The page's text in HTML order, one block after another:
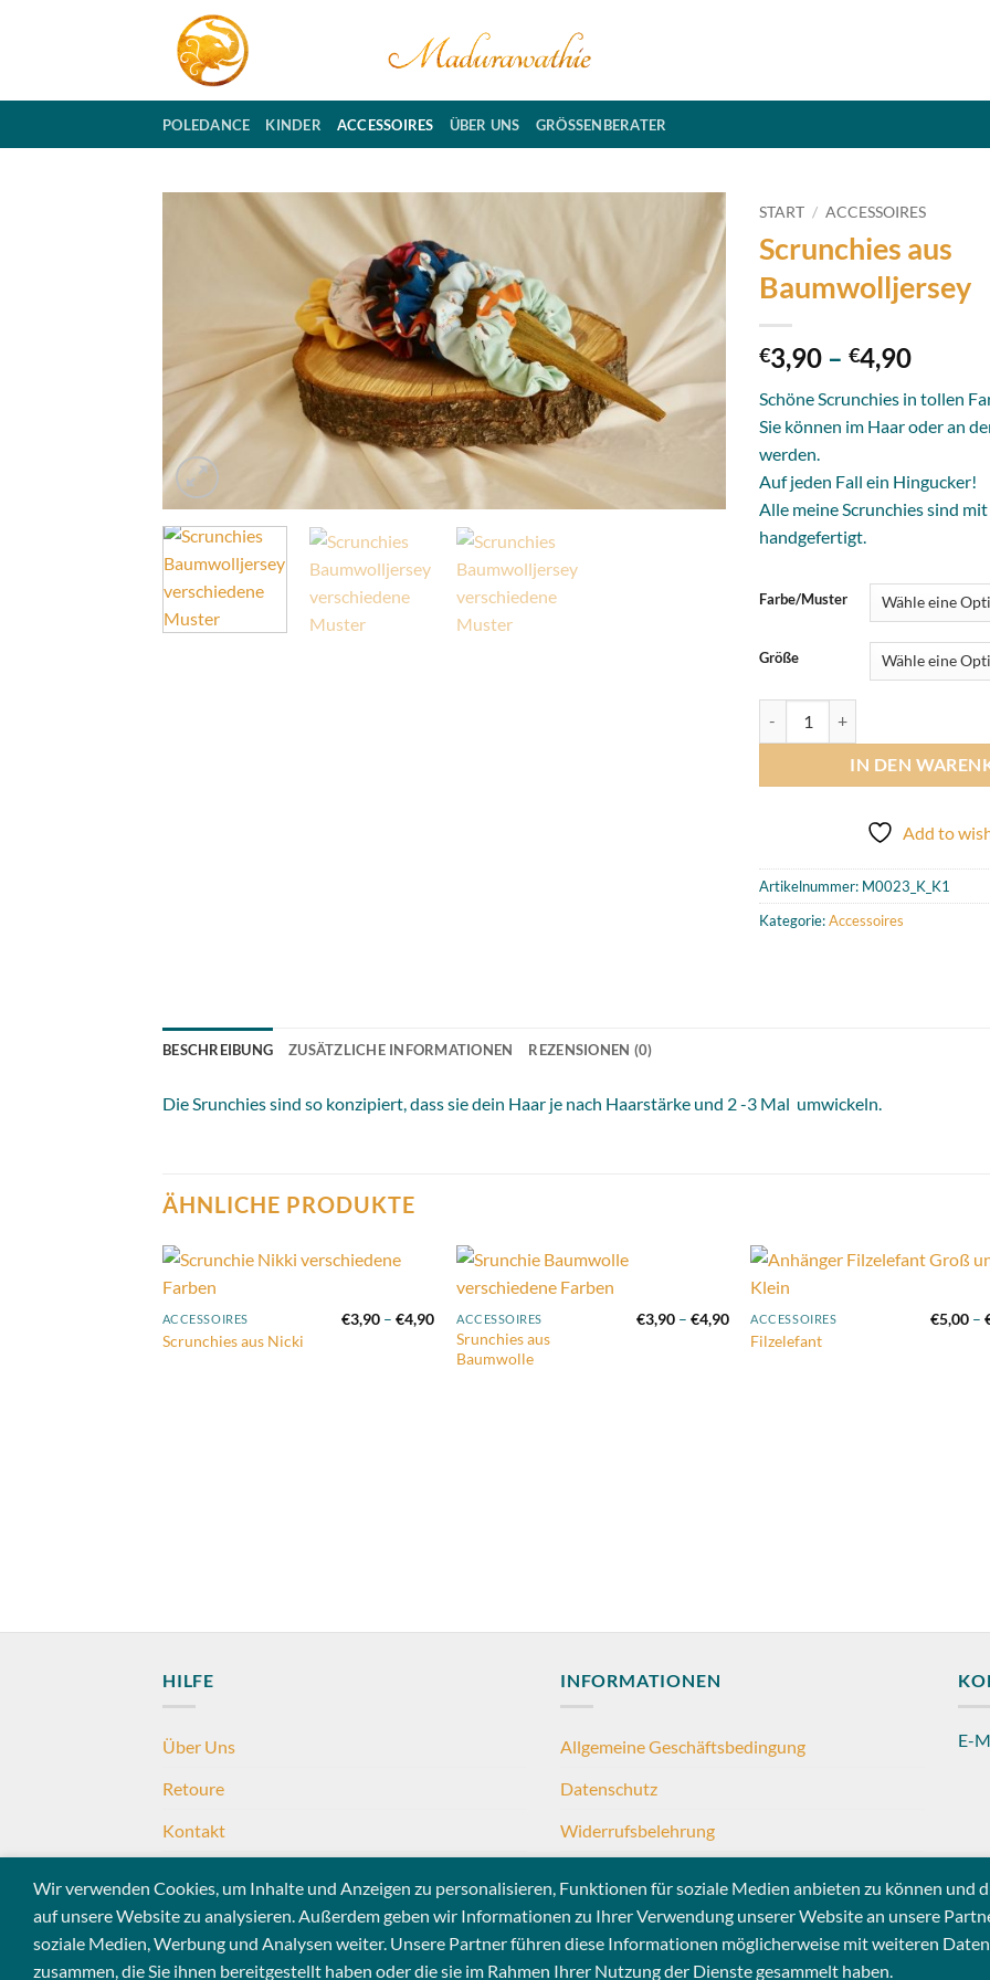
POLEDANCE KINDER ACCESSOIRES ÜBER UNS GRÖSSENBERATER
wishlist
START / ACCESSOIRES
Scrunchies aus
Baumwolljersey
€3,90 – €4,90
bis
€4,90
Schöne Scrunchies in tollen
Sie können im Haar oder an
werden.
Auf jeden Fall ein Hingucker!
Alle meine Scrunchies sind
handgefertigt.
Farbe/Muster
Größe
IN DEN
Add to
Artikelnummer: M0023_K_K1
Kategorie:Accessoires
BESCHREIBUNG ZUSÄTZLICHE INFORMATIONEN REZENSIONEN (0)
Die Srunchies sind so konzipiert, dass sie dein Haar je nach Haarstärke und 2 -3 Mal umwickeln.
ÄHNLICHE PRODUKTE
wishlist
ACCESSOIRES
Scrunchies aus Nicki
€3,90 –€4,90Preisspanne:
€3,90
€4,90
wishlist
ACCESSOIRES
Srunchies aus
Baumwolle
€3,90 – €4,90Preisspanne:
€3,90
ACCESSOIRES
Filzelefant
€5,00 –
HILFE
Über Uns
Retoure
Kontakt
INFORMATIONEN
Allgemeine Geschäftsbedingung
Datenschutz
Widerrufsbelehrung
E-
Copyright 2026 ©Madurawathie
Wir verwenden Cookies, um Inhalte und Anzeigen zu personalisieren, Funktionen für soziale Medien anbieten zu können und
auf unsere Website zu analysieren. Außerdem geben wir Informationen zu Ihrer Verwendung unserer Website an unsere
soziale Medien, Werbung und Analysen weiter. Unsere Partner führen diese Informationen möglicherweise mit weiteren Daten
zusammen, die Sie ihnen bereitgestellt haben oder die sie im Rahmen Ihrer Nutzung der Dienste gesammelt haben.